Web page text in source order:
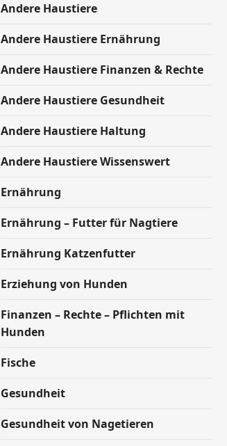
Andere Haustiere
Andere Haustiere Ernährung
Andere Haustiere Finanzen & Rechte
Andere Haustiere Gesundheit
Andere Haustiere Haltung
Andere Haustiere Wissenswert
Ernährung
Ernährung – Futter für Nagtiere
Ernährung Katzenfutter
Erziehung von Hunden
Finanzen – Rechte – Pflichten mit
Hunden
Fische
Gesundheit
Gesundheit von Nagetieren